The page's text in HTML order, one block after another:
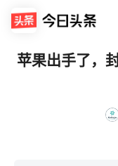
苹果出手了，